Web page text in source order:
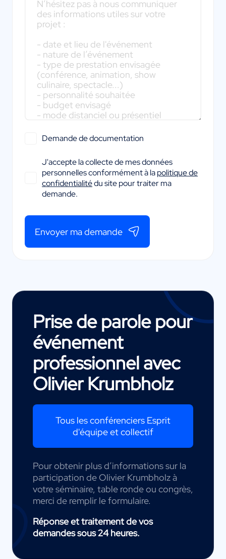
Demande de documentation
J'accepte la collecte de mes données
personnelles conformément à lapolitique de
confidentialitédu site pour traiter ma
demande.
Envoyer ma demande
Prise de parole pour
événement
professionnel avec
Olivier Krumbholz
Tous les conférenciers Esprit
d'équipe et collectif
Pour obtenir plus d’informations sur la
participation de Olivier Krumbholz à
votre séminaire, table ronde ou congrès,
merci de remplir le formulaire.
Réponse et traitement de vos
demandes sous 24 heures.